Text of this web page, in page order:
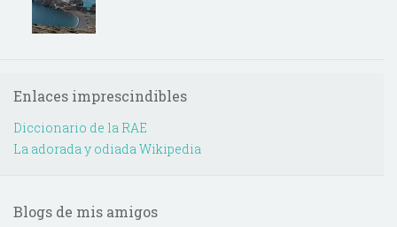
Enlaces imprescindibles
Diccionario de la RAE
La adorada y odiada Wikipedia
Blogs de mis amigos